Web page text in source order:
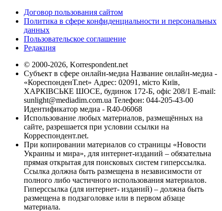
Договор пользования сайтом
Политика в сфере конфиденциальности и персональных
данных
Пользовательское соглашение
Редакция
© 2000-2026, Korrespondent.net
Субъект в сфере онлайн-медиа Название онлайн-медиа -
«КореспонденТ.net» Адрес: 02091, місто Київ,
ХАРКІВСЬКЕ ШОСЕ, будинок 172-Б, офіс 208/1 E-mail:
sunlight@mediadim.com.ua Телефон: 044-205-43-00
Идентификатор медиа - R40-06068
Использование любых материалов, размещённых на
сайте, разрешается при условии ссылки на
Корреспондент.net.
При копировании материалов со страницы «Новости
Украины и мира», для интернет-изданий – обязательна
прямая открытая для поисковых систем гиперссылка.
Ссылка должна быть размещена в независимости от
полного либо частичного использования материалов.
Гиперссылка (для интернет- изданий) – должна быть
размещена в подзаголовке или в первом абзаце
материала.